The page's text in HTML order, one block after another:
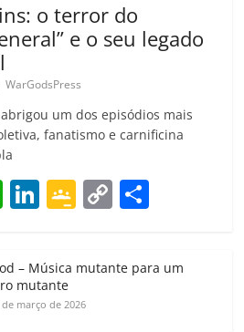
o terror do
e o seu legado
WarGodsPress
um dos episódios mais
fanatismo e carnificina
W
at
s
A
Li
k
e
dI
G
gl
e
C
y p
– Música mutante para um
mutante
de março de 2026